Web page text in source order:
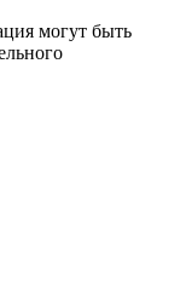
могут быть